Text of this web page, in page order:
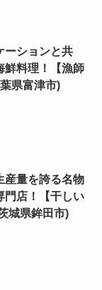
ーションと共
鮮料理！【漁師
県富津市)
産量を誇る名物
門店！【干しい
城県鉾田市)